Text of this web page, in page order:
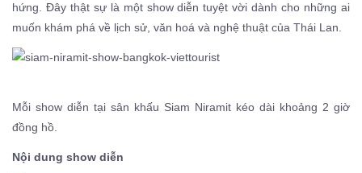
hứng. Đây thật sự là một show diễn tuyệt vời dành cho những ai
muốn khám phá về lịch sử, văn hoá và nghệ thuật của Thái Lan.
Mỗi show diễn tại sân khấu Siam Niramit kéo dài khoảng 2 giờ
đồng hồ.
Nội dung show diễn